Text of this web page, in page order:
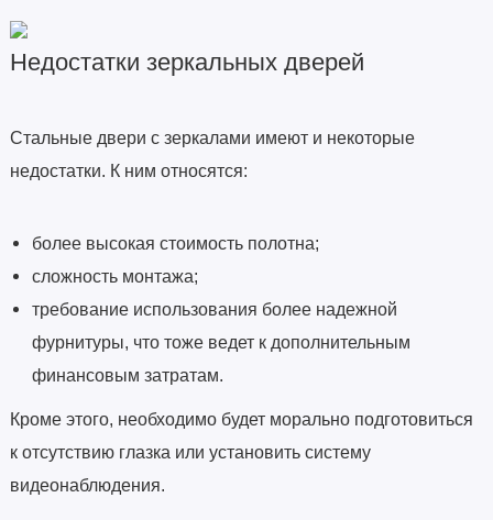
Недостатки зеркальных дверей
Стальные двери с зеркалами имеют и некоторые
недостатки. К ним относятся:
более высокая стоимость полотна;
сложность монтажа;
требование использования более надежной
фурнитуры, что тоже ведет к дополнительным
финансовым затратам.
Кроме этого, необходимо будет морально подготовиться
к отсутствию глазка или установить систему
видеонаблюдения.